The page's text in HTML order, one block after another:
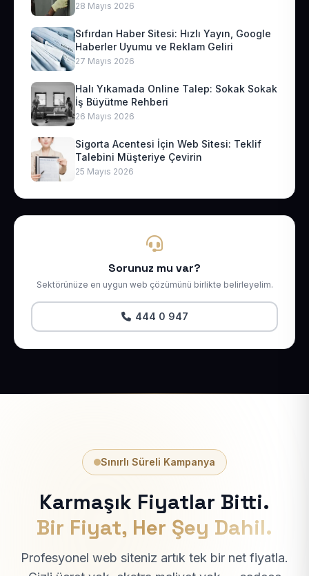
28 Mayıs 2026
Sıfırdan Haber Sitesi: Hızlı Yayın, Google
Haberler Uyumu ve Reklam Geliri
27 Mayıs 2026
Halı Yıkamada Online Talep: Sokak Sokak
İş Büyütme Rehberi
26 Mayıs 2026
Sigorta Acentesi İçin Web Sitesi: Teklif
Talebini Müşteriye Çevirin
25 Mayıs 2026
Sorunuz mu var?
Sektörünüze en uygun web çözümünü birlikte belirleyelim.
444 0 947
Sınırlı Süreli Kampanya
Karmaşık Fiyatlar Bitti.
Bir Fiyat, Her Şey Dahil.
Profesyonel web siteniz artık tek bir net fiyatla.